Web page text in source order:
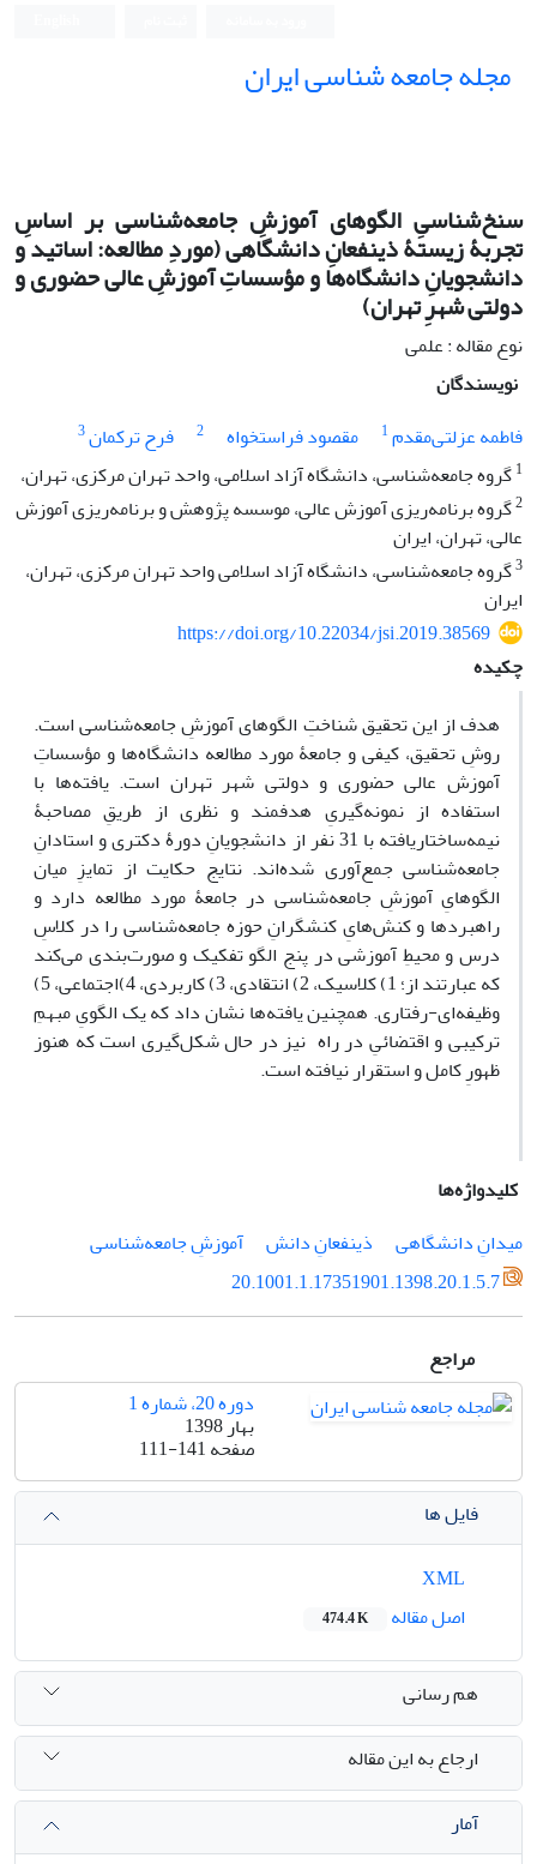
مجله جامعه شناسی ایران
سنخ‌شناسیِ الگوهای آموزشِ جامعه‌شناسی بر اساسِ
تجربۀ زیستۀ ذینفعانِ دانشگاهی (موردِ مطالعه: اساتید و
دانشجویانِ دانشگاه‌ها و مؤسساتِ آموزشِ عالی حضوری و
دولتی شهرِ تهران)
نوع مقاله : علمی
نویسندگان
فاطمه عزلتی‌مقدم1 مقصود فراستخواه 2 فرح ترکمان3
1گروه جامعه‌شناسی، دانشگاه آزاد اسلامی، واحد تهران مرکزی، تهران،
2گروه برنامه‌ریزی آموزش عالی، موسسه پژوهش و برنامه‌ریزی آموزش
عالی، تهران، ایران
3گروه جامعه‌شناسی، دانشگاه آزاد اسلامی واحد تهران مرکزی، تهران،
ایران
https://doi.org/10.22034/jsi.2019.38569
چکیده
هدف از این تحقیق شناختِ الگوهای آموزشِ جامعه‌شناسی است.
روشِ تحقیق، کیفی و جامعۀ مورد مطالعه دانشگاه‌ها و مؤسساتِ
آموزش عالی حضوری و دولتی شهر تهران است. یافته‌ها با
استفاده از نمونه‌گیریِ هدفمند و نظری از طریقِ مصاحبۀ
نیمه‌ساختاریافته با 31 نفر از دانشجویانِ دورۀ دکتری و استادانِ
جامعه‌شناسی جمع‌آوری شده‌اند. نتایج حکایت از تمایزِ میان
الگوهایِ آموزشِ جامعه‌شناسی در جامعۀ مورد مطالعه دارد و
راهبردها و کنش‌هایِ کنشگرانِ حوزه جامعه‌شناسی را در کلاسِ
درس و محیطِ آموزشی در پنج الگو تفکیک و صورت‌بندی می‌کند
که عبارتند از؛ 1) کلاسیک، 2) انتقادی، 3) کاربردی، 4)اجتماعی، 5)
وظیفه‌ای-رفتاری. همچنین یافته‌ها نشان داد که یک الگویِ مبهمِ
ترکیبی و اقتضائیِ در راه نیز در حال شکل‌گیری است که هنوز
ظهورِ کامل و استقرار نیافته است.
کلیدواژه‌ها
میدانِ دانشگاهی
ذینفعانِ دانش
آموزشِ جامعه‌شناسی
20.1001.1.17351901.1398.20.1.5.7
مراجع
دوره 20، شماره 1
بهار 1398
صفحه111-141
فایل ها
اصل مقاله
474.4 K
هم رسانی
ارجاع به این مقاله
آمار